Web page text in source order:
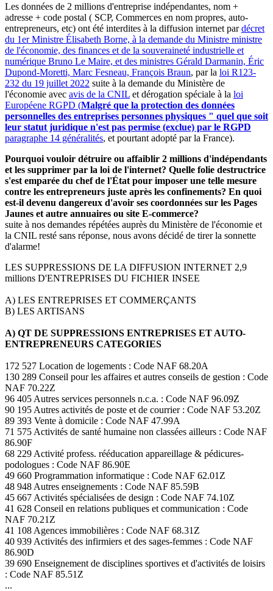
Les données de 2 millions d'entreprise indépendantes, nom +
adresse + code postal ( SCP, Commerces en nom propres, auto-
entrepreneurs, etc) ont été interdites à la diffusion internet pardécret
du 1er Ministre Élisabeth Borne, à la demande du Ministre ministre
de l'économie, des finances et de la souveraineté industrielle et
numérique Bruno Le Maire, et des ministres Gérald Darmanin, Éric
Dupond-Moretti, Marc Fesneau, François Braun, par la loi R123-
232 du 19 juillet 2022 suite à la demande du Ministère de
l'économie avec avis de la CNIL et dérogation spéciale à la loi
Européene RGPD (Malgré que la protection des données
personnelles des entreprises personnes physiques " quel que soit
leur statut juridique n'est pas permise (exclue) par le RGPD
paragraphe 14 généralités, et pourtant adopté par la France).
Pourquoi vouloir détruire ou affaiblir 2 millions d'indépendants
et les supprimer par la loi de l'internet? Quelle folie destructrice
s'est emparée du chef de l'État pour imposer une telle mesure
contre les entrepreneurs juste après les confinements? En quoi
est-il devenu dangereux d'avoir ses coordonnées sur les Pages
Jaunes et autre annuaires ou site E-commerce?
suite à nos demandes répétées auprès du Ministère de l'économie et
la CNIL resté sans réponse, nous avons décidé de tirer la sonnette
d'alarme!
LES SUPPRESSIONS DE LA DIFFUSION INTERNET 2,9
millions D'ENTREPRISES DU FICHIER INSEE
A) LES ENTREPRISES ET COMMERÇANTS
B) LES ARTISANS
A) QT DE SUPPRESSIONS ENTREPRISES ET AUTO-
ENTREPRENEURS CATEGORIES
172 527 Location de logements : Code NAF 68.20A
130 289 Conseil pour les affaires et autres conseils de gestion : Code
NAF 70.22Z
96 405 Autres services personnels n.c.a. : Code NAF 96.09Z
90 195 Autres activités de poste et de courrier : Code NAF 53.20Z
89 393 Vente à domicile : Code NAF 47.99A
71 575 Activités de santé humaine non classées ailleurs : Code NAF
86.90F
68 229 Activité profess. rééducation appareillage & pédicures-
podologues : Code NAF 86.90E
49 660 Programmation informatique : Code NAF 62.01Z
48 948 Autres enseignements : Code NAF 85.59B
45 667 Activités spécialisées de design : Code NAF 74.10Z
41 628 Conseil en relations publiques et communication : Code
NAF 70.21Z
41 108 Agences immobilières : Code NAF 68.31Z
40 939 Activités des infirmiers et des sages-femmes : Code NAF
86.90D
39 690 Enseignement de disciplines sportives et d'activités de loisirs
: Code NAF 85.51Z
...